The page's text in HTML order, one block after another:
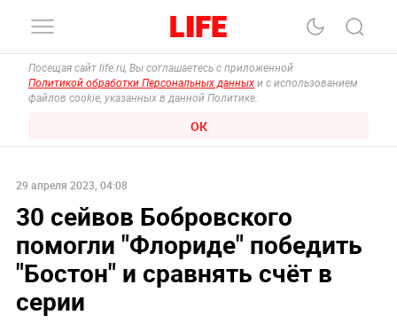
Посещая сайт life.ru, Вы соглашаетесь с приложенной
Политикой обработки Персональных данных и с использованием
файлов cookie, указанных в данной Политике.
ОК
29 апреля 2023, 04:08
30 сейвов Бобровского
помогли "Флориде" победить
"Бостон" и сравнять счёт в
серии